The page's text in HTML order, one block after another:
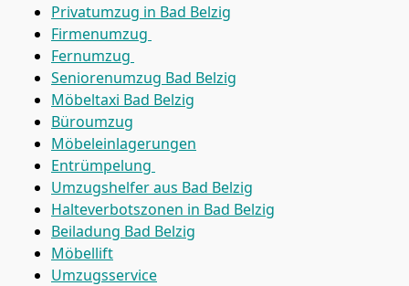
Privatumzug in Bad Belzig
Firmenumzug
Fernumzug
Seniorenumzug Bad Belzig
Möbeltaxi Bad Belzig
Büroumzug
Möbeleinlagerungen
Entrümpelung
Umzugshelfer aus Bad Belzig
Halteverbotszonen in Bad Belzig
Beiladung Bad Belzig
Möbellift
Umzugsservice